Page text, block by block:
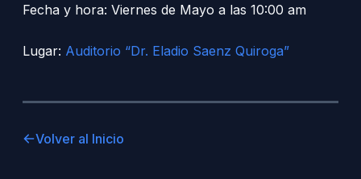
Fecha y hora: Viernes de Mayo a las 10:00 am
Lugar: Auditorio “Dr. Eladio Saenz Quiroga”
Volver al Inicio